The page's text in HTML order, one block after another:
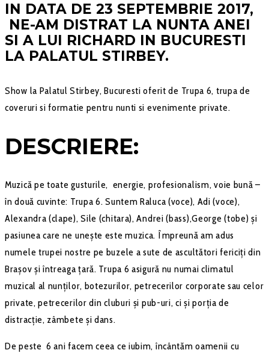
IN DATA DE 23 SEPTEMBRIE 2017,
NE-AM DISTRAT LA NUNTA ANEI
SI A LUI RICHARD IN BUCURESTI
LA PALATUL STIRBEY.
Show la Palatul Stirbey, Bucuresti oferit de Trupa 6, trupa de
coveruri si formatie pentru nunti si evenimente private.
DESCRIERE:
Muzică pe toate gusturile, energie, profesionalism, voie bună –
în două cuvinte: Trupa 6. Suntem Raluca (voce), Adi (voce),
Alexandra (clape), Sile (chitara), Andrei (bass),George (tobe) și
pasiunea care ne unește este muzica. Împreună am adus
numele trupei nostre pe buzele a sute de ascultători fericiți din
Brașov și întreaga țară. Trupa 6 asigură nu numai climatul
muzical al nunților, botezurilor, petrecerilor corporate sau celor
private, petrecerilor din cluburi și pub-uri, ci și porția de
distracție, zâmbete și dans.
De peste 6 ani facem ceea ce iubim, încântăm oamenii cu